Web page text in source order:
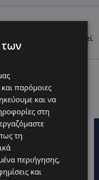
– Η Αστυνομία αναζητεί
δημιουργία δομών για
ο Δήμος,
το Κίνημα Οικολόγων
παρόμοιες
και να
στη
τη
περιήγησης,
και